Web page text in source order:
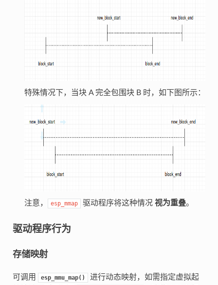
特殊情况下，当块 A 完全包围块 B 时，如下图所示：
注意， esp_mmap 驱动程序将这种情况 视为重叠。
驱动程序行为
存储映射
可调用 esp_mmu_map()
进行动态映射，如需指定虚拟起